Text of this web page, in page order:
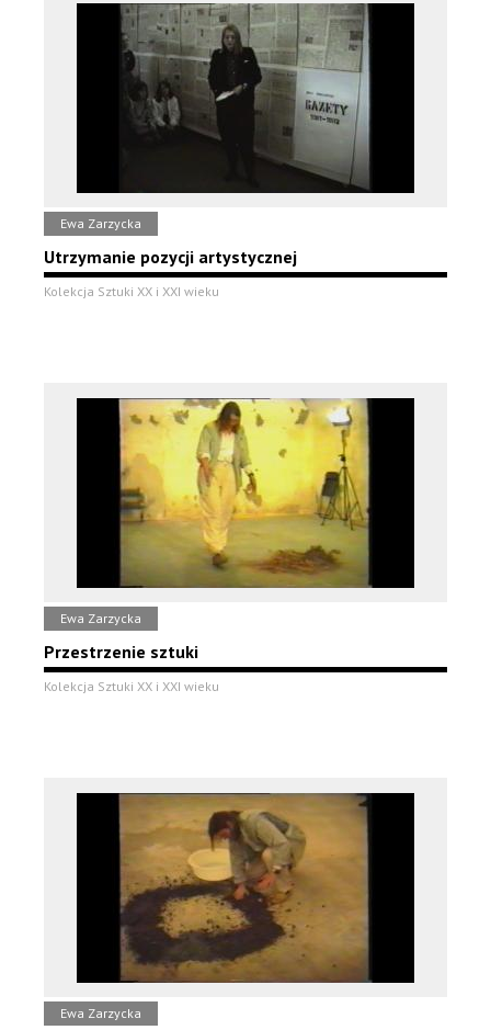
Ewa Zarzycka
Utrzymanie pozycji artystycznej
Kolekcja Sztuki XX i XXI wieku
Ewa Zarzycka
Przestrzenie sztuki
Kolekcja Sztuki XX i XXI wieku
Ewa Zarzycka